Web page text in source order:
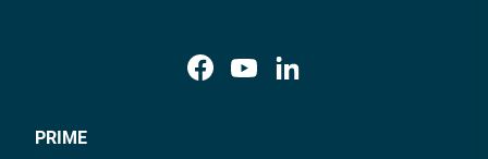
PRIME